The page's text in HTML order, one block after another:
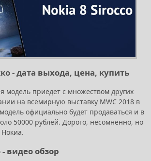
- дата выхода, цена, купить
модель приедет с множеством других
на всемирную выставку MWC 2018 в
официально будет продаваться и в
50000 рублей. Дорого, несомненно, но
видео обзор